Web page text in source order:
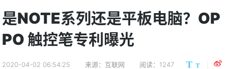
是NOTE系列还是平板电脑？OP
PO 触控笔专利曝光
2020-04-02 06:54:25 来源：互联网 阅读：1247